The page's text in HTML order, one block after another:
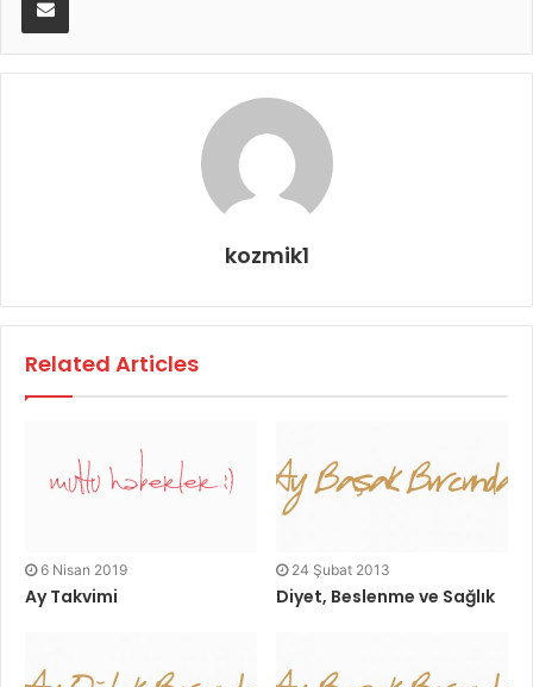
kozmik1
Related Articles
6 Nisan 2019
Ay Takvimi
24 Şubat 2013
Diyet, Beslenme ve Sağlık